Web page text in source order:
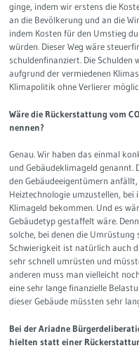
ginge, indem wir erstens die
an die Bevölkerung und an die
indem Kosten für den Umstieg
würden. Dieser Weg wäre
schuldenfinanziert. Die Schulden
aufgrund der vermiedenen
Klimapolitik ohne Verlierer
Wäre die Rückerstattung vom
nennen?
Genau. Wir haben das einmal
und Gebäudeklimageld genannt.
den Gebäudeeigentümern
Heiztechnologie umzustellen, bei
Klimageld bekommen. Und es
Gebäudetyp gestaffelt wäre.
solche, bei denen die
Schwierigkeit ist natürlich auch
sehr schnell umrüsten und
anderen muss man vielleicht
eine sehr lange finanzielle
dieser Gebäude müssten sehr
Bei der Ariadne
hielten statt einer